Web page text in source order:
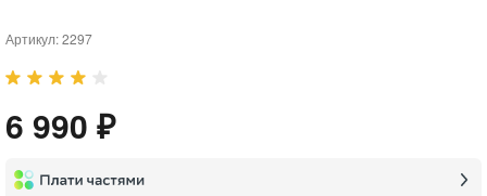
Артикул:2297
6 990 ₽